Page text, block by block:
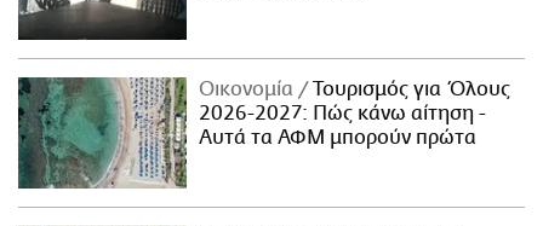
Οικονομία
Τουρισμός για Όλους
2026-2027: Πώς κάνω αίτηση -
Αυτά τα ΑΦΜ μπορούν πρώτα